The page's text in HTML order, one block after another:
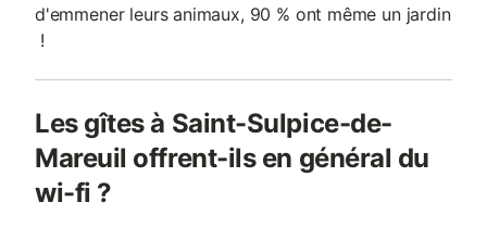
d'emmener leurs animaux, 90 % ont même un jardin
!
Les gîtes à Saint-Sulpice-de-
Mareuil offrent-ils en général du
wi-fi ?